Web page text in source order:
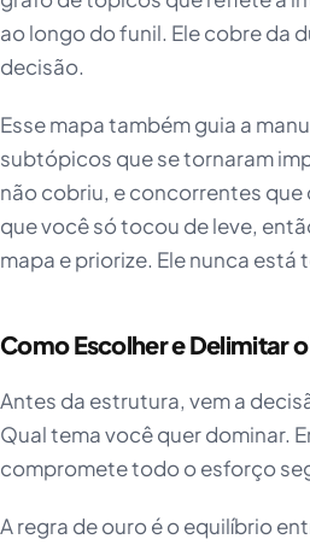
ao longo do funil. Ele cobre da
decisão.
Esse mapa também guia a
subtópicos que se tornaram
não cobriu, e concorrentes
que você só tocou de leve,
mapa e priorize. Ele nunca
Como Escolher e Delimitar
Antes da estrutura, vem a
Qual tema você quer dominar.
compromete todo o esforço
A regra de ouro é o equilíbrio